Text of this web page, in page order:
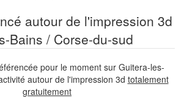
autour de l'impression 3d
Bains / Corse-du-sud
pour le moment sur Guitera-les-
autour de l'impression 3d totalement
gratuitement